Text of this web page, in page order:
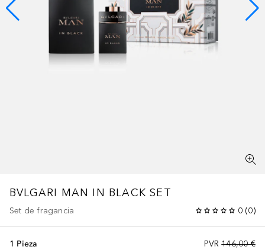
BVLGARI MAN IN BLACK SET
Set de fragancia 0 (0)
PVR 146,00 €
1 Pieza